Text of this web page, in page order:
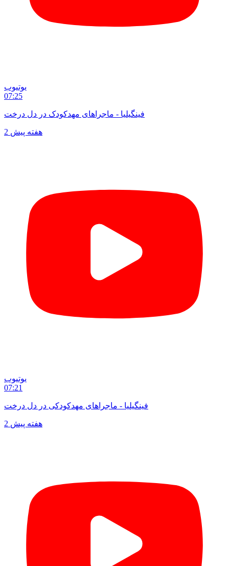
یوتیوب
07:25
فینگیلیا - ماجراهای مهدکودک در دل درخت
2 هفته پیش
یوتیوب
07:21
فینگیلیا - ماجراهای مهدکودکی در دل درخت
2 هفته پیش